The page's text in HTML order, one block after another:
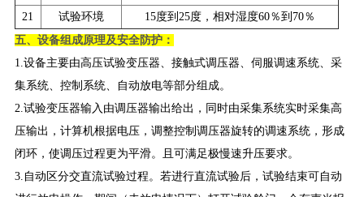
21
试验环境
15度到25度，相对湿度60％到70％
五、设备组成原理及安全防护：
1.设备主要由高压试验变压器、接触式调压器、伺服调速系统、采
集系统、控制系统、自动放电等部分组成。
2.试验变压器输入由调压器输出给出，同时由采集系统实时采集高
压输出，计算机根据电压，调整控制调压器旋转的调速系统，形成
闭环，使调压过程更为平滑。且可满足极慢速升压要求。
3.自动区分交直流试验过程。若进行直流试验后，试验结束可自动